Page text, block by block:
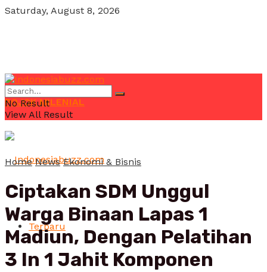
Saturday, August 8, 2026
POJOK MILENIAL
Terbaru
No Result
View All Result
Home News Ekonomi & Bisnis
Ciptakan SDM Unggul
Warga Binaan Lapas 1
Madiun, Dengan Pelatihan
3 In 1 Jahit Komponen